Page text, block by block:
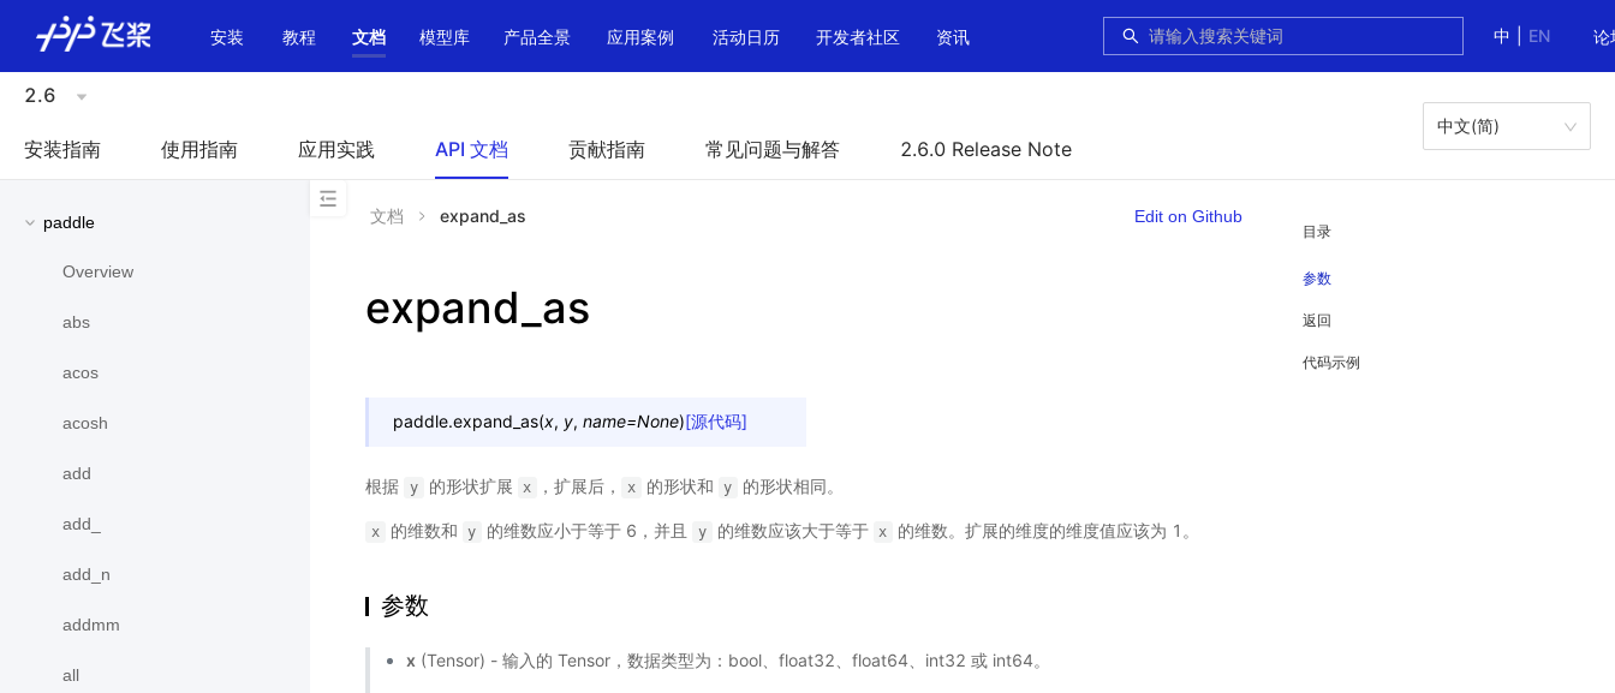
中
EN 论
安装 教程 文档 模型库 产品全景 应用案例 活动日历 开发者社区 资讯
2.6
安装指南 使用指南 应用实践 API 文档 贡献指南 常见问题与解答 2.6.0 Release Note
中文(简)
paddle
Overview
abs
acos
acosh
add
add_
add_n
addmm
all
目录
参数
返回
代码示例
文档 expand_as Edit on Github
expand_as
paddle.expand_as(x, y, name=None)[源代码]
根据 y 的形状扩展 x ，扩展后， x 的形状和 y 的形状相同。
x 的维数和 y 的维数应小于等于 6，并且 y 的维数应该大于等于 x 的维数。扩展的维度的维度值应该为 1。
参数
x (Tensor) - 输入的 Tensor，数据类型为：bool、float32、float64、int32 或 int64。